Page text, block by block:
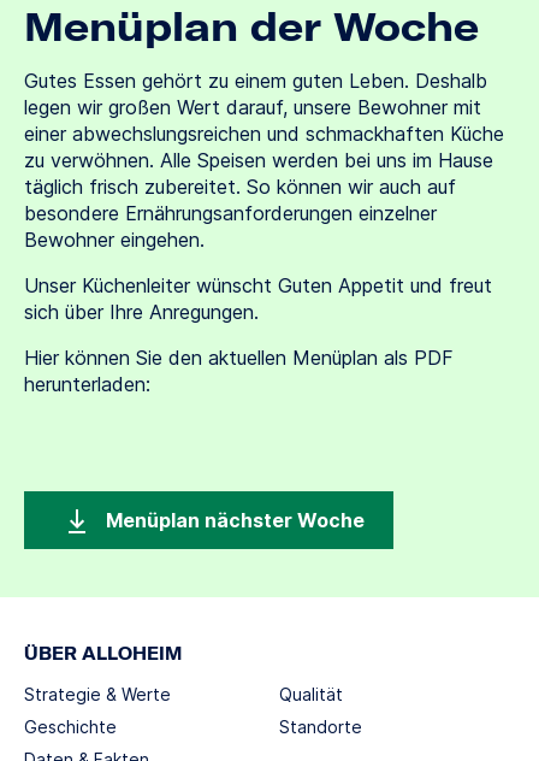
Menüplan der Woche
Gutes Essen gehört zu einem guten Leben. Deshalb
legen wir großen Wert darauf, unsere Bewohner mit
einer abwechslungsreichen und schmackhaften Küche
zu verwöhnen. Alle Speisen werden bei uns im Hause
täglich frisch zubereitet. So können wir auch auf
besondere Ernährungsanforderungen einzelner
Bewohner eingehen.
Unser Küchenleiter wünscht Guten Appetit und freut
sich über Ihre Anregungen.
Hier können Sie den aktuellen Menüplan als PDF
herunterladen:
Menüplan nächster Woche
ÜBER ALLOHEIM
Strategie & Werte
Geschichte
Qualität
Standorte